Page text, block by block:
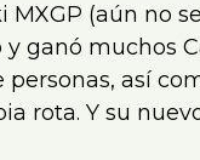
(aún no
ganó muchos
así
rota. Y su